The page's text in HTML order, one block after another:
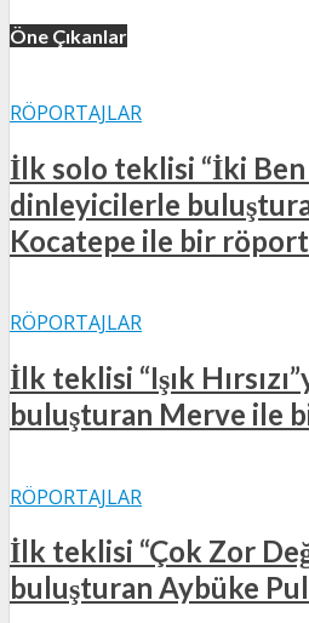
Öne Çıkanlar
RÖPORTAJLAR
İlk solo teklisi “İki Ben
dinleyicilerle
Kocatepe ile bir
RÖPORTAJLAR
İlk teklisi “Işık
buluşturan Merve ile
RÖPORTAJLAR
İlk teklisi “Çok Zor
buluşturan Aybüke